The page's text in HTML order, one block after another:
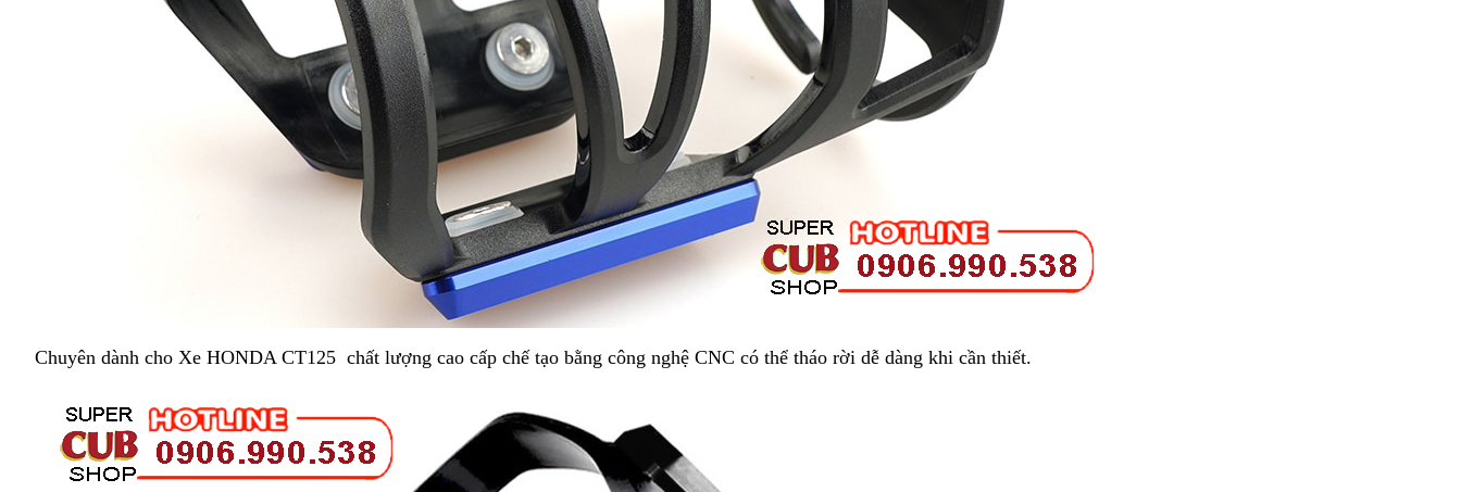
Chuyên dành cho Xe HONDA CT125 chất lượng cao cấp chế tạo bằng công nghệ CNC có thể tháo rời dễ dàng khi cần thiết.